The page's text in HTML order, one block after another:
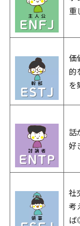
重
価
的
を
話
好
社
考